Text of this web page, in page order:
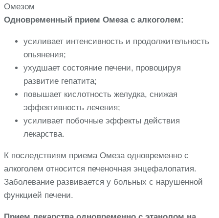
Одновременный прием Омеза с алкоголем:
усиливает интенсивность и продолжительность
опьянения;
ухудшает состояние печени, провоцируя
развитие гепатита;
повышает кислотность желудка, снижая
эффективность лечения;
усиливает побочные эффекты действия
лекарства.
К последствиям приема Омеза одновременно с
алкоголем относится печеночная энцефалопатия.
Заболевание развивается у больных с нарушенной
функцией печени.